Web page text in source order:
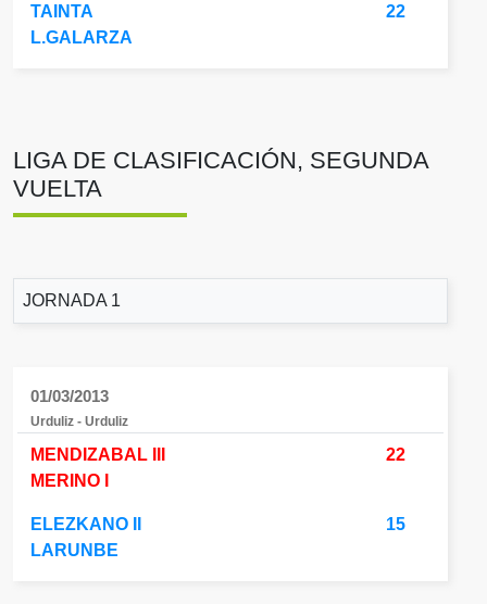
TAINTA
L.GALARZA
22
LIGA DE CLASIFICACIÓN, SEGUNDA
VUELTA
JORNADA 1
01/03/2013
Urduliz - Urduliz
MENDIZABAL III
MERINO I
22
ELEZKANO II
LARUNBE
15